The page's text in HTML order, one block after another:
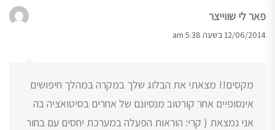
פאר לי שווייצר
12/06/2014 בשעה 5:38 am
מקסים!! מצאתי את הבלוג שלך במקרה במהלך חיפושים
אינסופיים אחר קורטוב מנסיונם של אחרים בסיטואציה בה
אני נמצאת ( קרי: הוראות הפעלה במערכת יחסים עם בחור